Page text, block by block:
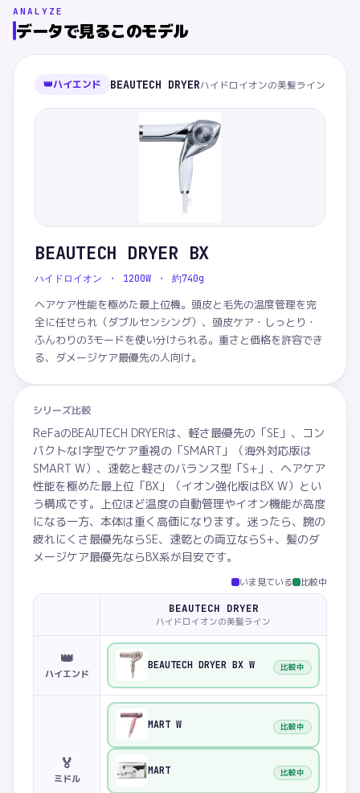
ANALYZE
データで見るこのモデル
👑ハイエンド BEAUTECH DRYERハイドロイオンの美髪ライン
BEAUTECH DRYER BX
ハイドロイオン ・ 1200W ・ 約740g
ヘアケア性能を極めた最上位機。頭皮と毛先の温度管理を完
全に任せられ（ダブルセンシング）、頭皮ケア・しっとり・
ふんわりの3モードを使い分けられる。重さと価格を許容でき
る、ダメージケア最優先の人向け。
シリーズ比較
ReFaのBEAUTECH DRYERは、軽さ最優先の「SE」、コン
パクトなI字型でケア重視の「SMART」（海外対応版は
SMART W）、速乾と軽さのバランス型「S+」、ヘアケア
性能を極めた最上位「BX」（イオン強化版はBX W）とい
う構成です。上位ほど温度の自動管理やイオン機能が高度
になる一方、本体は重く高価になります。迷ったら、腕の
疲れにくさ最優先ならSE、速乾との両立ならS+、髪のダ
メージケア最優先ならBX系が目安です。
いま見ている 比較中
BEAUTECH DRYER
ハイドロイオンの美髪ライン
👑
ハイエンド
BEAUTECH DRYER BX W 比較中
🏅
ミドル
MART W 比較中
MART 比較中